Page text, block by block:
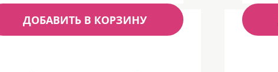
ДОБАВИТЬ В КОРЗИНУ